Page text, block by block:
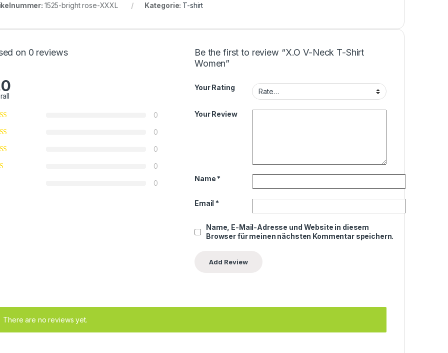
1525-bright rose-XXXL Kategorie: T-shirt
on 0 reviews
0
0
0
0
0
Be the first to review “X.O V-Neck T-Shirt
Women”
Your Rating
Your Review
Name *
Email *
Name, E-Mail-Adresse und Website in diesem
Browser für meinen nächsten Kommentar speichern.
There are no reviews yet.